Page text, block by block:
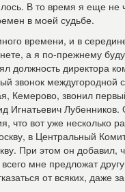
В то время я еще не
в моей судьбе.
времени, и в
а я по-прежнему
должность директора
звонок междугородной
Кемерово, звонил
Игнатьевич
что вот уже несколько
в Центральный
При этом он добавил,
мне предложат
от всяких, даже